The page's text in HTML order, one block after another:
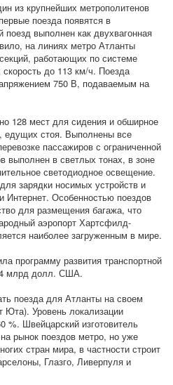
из крупнейших метрополитенов
поезда появятся в
выполнен как двухвагонная
на линиях метро Атланты
работающих по системе
до 113 км/ч. Поезда
750 В, подаваемым на
128 мест для сидения и обширное
едущих стоя. Выполнены все
пассажиров с ограниченной
выполнен в светлых тонах, в зоне
светодиодное освещение.
зарядки носимых устройств и
Интернет. Особенностью поездов
для размещения багажа, что
аэропорт Хартсфилд-
наиболее загруженным в мире.
программу развития транспортной
4 млрд долл. США.
поезда для Атланты на своем
Юта). Уровень локализации
%. Швейцарский изготовитель
рынок поездов метро, но уже
стран мира, в частности строит
Глазго, Ливерпуля и